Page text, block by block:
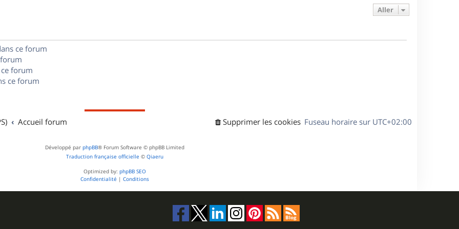
g
s
Aller
ce forum
forum
ce forum
Accueil forum Fuseau horaire sur UTC+02:00
Supprimer les cookies
Développé par phpBB® Forum Software © phpBB Limited
Traduction française officielle © Qiaeru
Optimized by: phpBB SEO
Confidentialité | Conditions